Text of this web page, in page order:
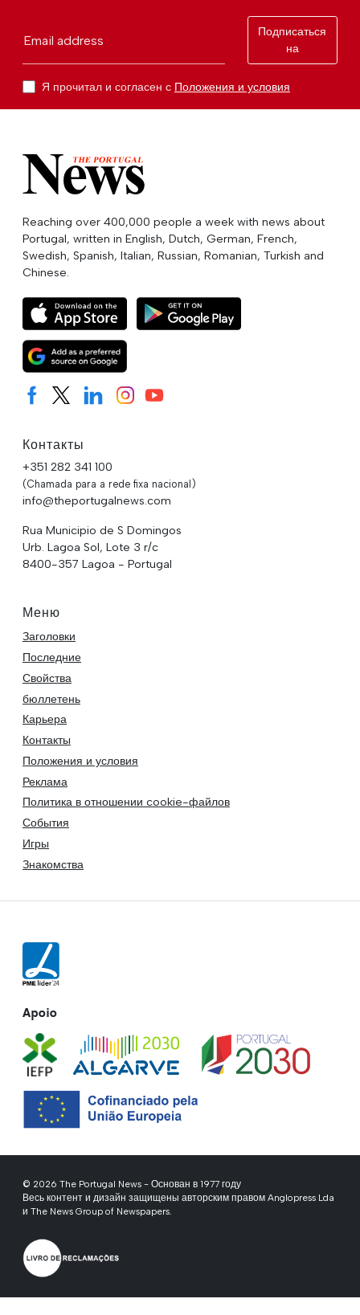
Email address
Подписаться
на
Я прочитал и согласен с Положения и условия
Reaching over 400,000 people a week with news about
Portugal, written in English, Dutch, German, French,
Swedish, Spanish, Italian, Russian, Romanian, Turkish and
Chinese.
Контакты
+351 282 341 100
(Chamada para a rede fixa nacional)
info@theportugalnews.com
Rua Municipio de S Domingos
Urb. Lagoa Sol, Lote 3 r/c
8400-357 Lagoa - Portugal
Меню
Заголовки
Последние
Свойства
бюллетень
Карьера
Контакты
Положения и условия
Реклама
Политика в отношении cookie-файлов
События
Игры
Знакомства
Apoio
© 2026 The Portugal News - Основан в 1977 году
Весь контент и дизайн защищены авторским правом Anglopress Lda
и The News Group of Newspapers.